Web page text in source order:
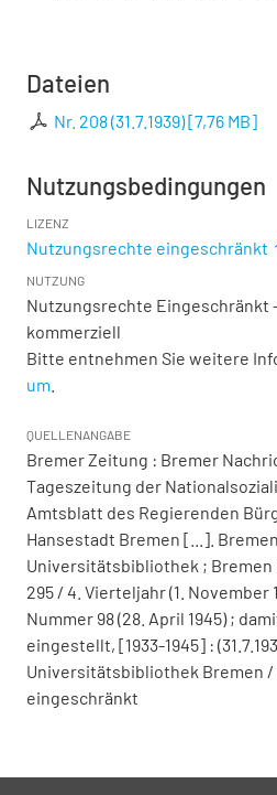
Dateien
Nr. 208 (31.7.1939)[7,76 MB]
Nutzungsbedingungen
LIZENZ
Nutzungsrechte eingeschränkt
NUTZUNG
Nutzungsrechte Eingeschränkt
kommerziell
Bitte entnehmen Sie weitere
um
QUELLENANGABE
Bremer Zeitung : Bremer
Tageszeitung der
Amtsblatt des Regierenden
Hansestadt Bremen [...].
Universitätsbibliothek ; Bremen
295 / 4. Vierteljahr (1. November
Nummer 98 (28. April 1945) ;
eingestellt, [1933-1945] :
Universitätsbibliothek Bremen
eingeschränkt